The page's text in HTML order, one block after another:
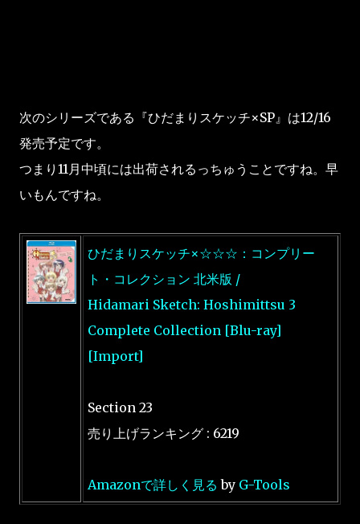
次のシリーズである『ひだまりスケッチ×SP』は12/16
発売予定です。
つまり11月中頃には出荷されるっちゅうことですね。早
いもんですね。
ひだまりスケッチ×☆☆☆：コンプリー
ト・コレクション 北米版 /
Hidamari Sketch: Hoshimittsu 3
Complete Collection [Blu-ray]
[Import]
Section 23
売り上げランキング : 6219
Amazonで詳しく見る by G-Tools